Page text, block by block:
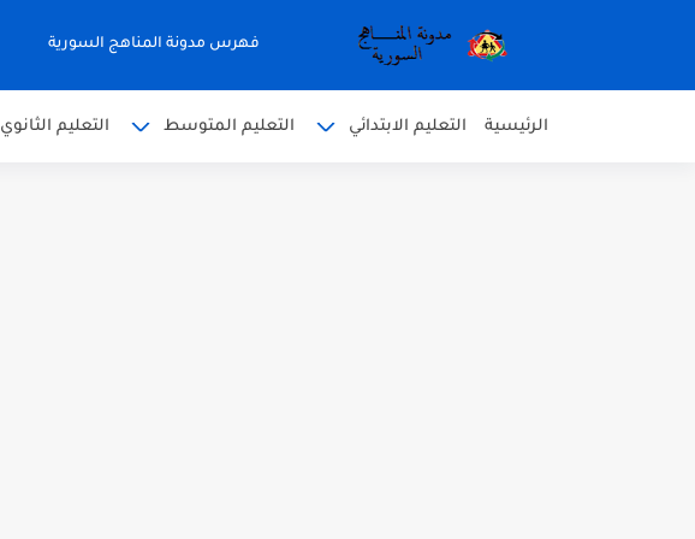
فهرس مدونة المناهج السورية
الرئيسية التعليم الابتدائي التعليم المتوسط التعليم الثانوي